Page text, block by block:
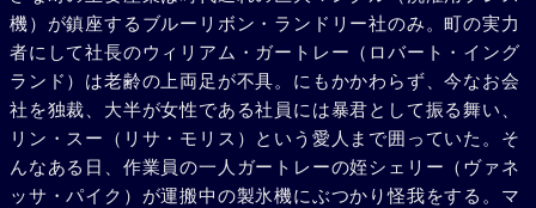
機）が鎮座するブルーリボン・ランドリー社のみ。町の実力
者にして社長のウィリアム・ガートレー（ロバート・イング
ランド）は老齢の上両足が不具。にもかかわらず、今なお会
社を独裁、大半が女性である社員には暴君として振る舞い、
リン・スー（リサ・モリス）という愛人まで囲っていた。そ
んなある日、作業員の一人ガートレーの姪シェリー（ヴァネ
ッサ・パイク）が運搬中の製氷機にぶつかり怪我をする。マ